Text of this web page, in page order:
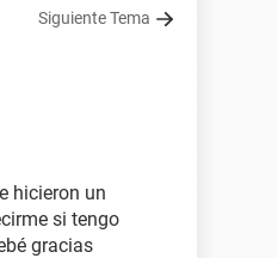
Siguiente Tema
hicieron un
si tengo
gracias